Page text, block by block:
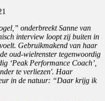
onderbreekt Sanne van
interview loopt zij buiten in
Gebruikmakend van haar
oud-wielrenster tegenwoordig
‘Peak Performance Coach’,
te verliezen'. Haar
in de natuur: “Daar krijg ik